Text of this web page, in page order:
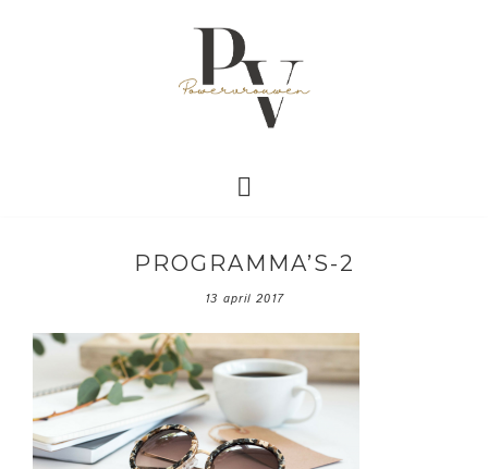
PROGRAMMA’S-2
13 april 2017